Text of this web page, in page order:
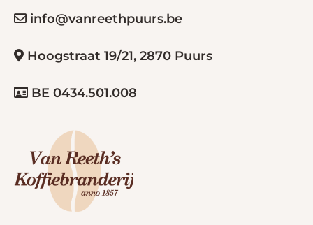
info@vanreethpuurs.be
Hoogstraat 19/21, 2870 Puurs
BE 0434.501.008